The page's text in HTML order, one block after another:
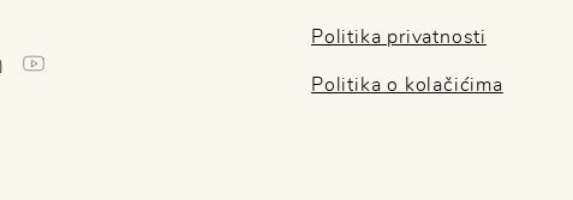
Politika privatnosti
Politika o kolačićima